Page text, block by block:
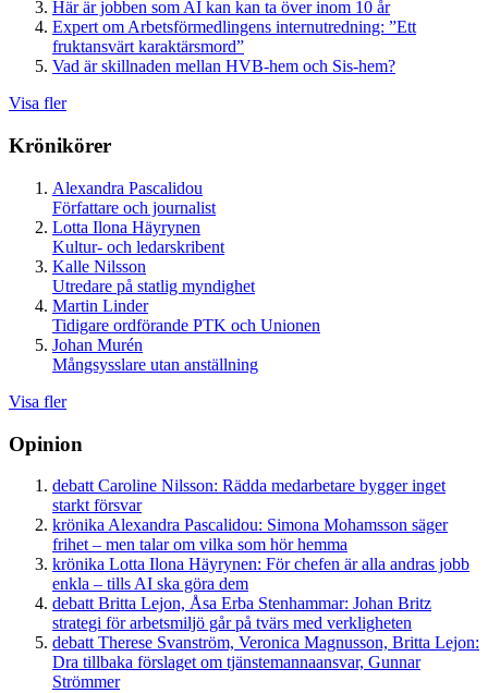
Här är jobben som AI kan kan ta över inom 10 år
Expert om Arbetsförmedlingens internutredning: ”Ett
fruktansvärt karaktärsmord”
Vad är skillnaden mellan HVB-hem och Sis-hem?
Visa fler
Krönikörer
Alexandra Pascalidou
Författare och journalist
Lotta Ilona Häyrynen
Kultur- och ledarskribent
Kalle Nilsson
Utredare på statlig myndighet
Martin Linder
Tidigare ordförande PTK och Unionen
Johan Murén
Mångsysslare utan anställning
Visa fler
Opinion
debatt Caroline Nilsson: Rädda medarbetare bygger inget
starkt försvar
krönika Alexandra Pascalidou: Simona Mohamsson säger
frihet – men talar om vilka som hör hemma
krönika Lotta Ilona Häyrynen: För chefen är alla andras jobb
enkla – tills AI ska göra dem
debatt Britta Lejon, Åsa Erba Stenhammar: Johan Britz
strategi för arbetsmiljö går på tvärs med verkligheten
debatt Therese Svanström, Veronica Magnusson, Britta Lejon:
Dra tillbaka förslaget om tjänstemannaansvar, Gunnar
Strömmer